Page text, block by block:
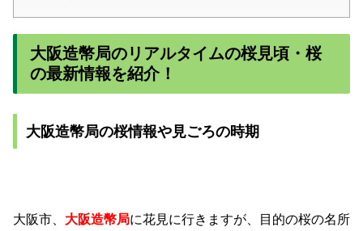
大阪造幣局のリアルタイムの桜見頃・桜
の最新情報を紹介！
大阪造幣局の桜情報や見ごろの時期
大阪市、 大阪造幣局に花見に行きますが、目的の桜の名所